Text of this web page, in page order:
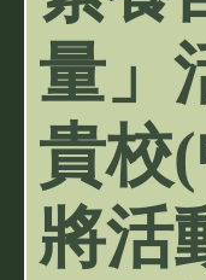
量」
貴校
將活